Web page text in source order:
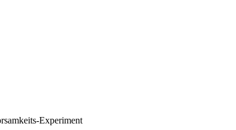
Experiment